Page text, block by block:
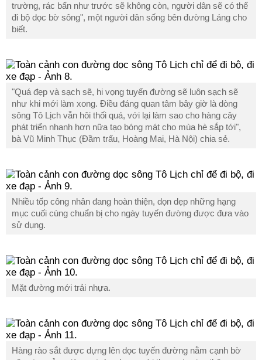
trường, rác bẩn như trước sẽ không còn, người dân sẽ có thể
đi bộ dọc bờ sông", một người dân sống bên đường Láng cho
biết.
"Quá đẹp và sạch sẽ, hi vọng tuyến đường sẽ luôn sạch sẽ
như khi mới làm xong. Điều đáng quan tâm bây giờ là dòng
sông Tô Lịch vẫn hôi thối quá, với lại làm sao cho hàng cây
phát triển nhanh hơn nữa tạo bóng mát cho mùa hè sắp tới",
bà Vũ Minh Thục (Đầm trấu, Hoàng Mai, Hà Nội) chia sẻ.
Nhiều tốp công nhân đang hoàn thiện, dọn dẹp những hạng
mục cuối cùng chuẩn bị cho ngày tuyến đường được đưa vào
sử dụng.
Mặt đường mới trải nhựa.
Hàng rào sắt được dựng lên dọc tuyến đường nằm cạnh bờ